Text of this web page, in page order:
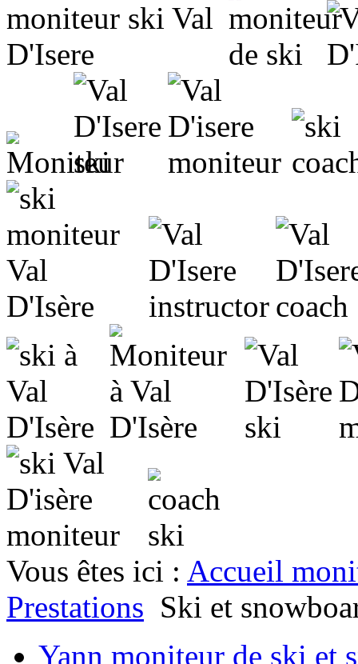
Vous êtes ici : Accueil
Prestations Ski et
Yann moniteur de ski et